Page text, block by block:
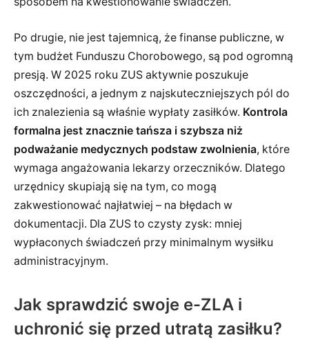
Po drugie, nie jest tajemnicą, że finanse publiczne, w
tym budżet Funduszu Chorobowego, są pod ogromną
presją. W 2025 roku ZUS aktywnie poszukuje
oszczędności, a jednym z najskuteczniejszych pól do
ich znalezienia są właśnie wypłaty zasiłków. Kontrola
formalna jest znacznie tańsza i szybsza niż
podważanie medycznych podstaw zwolnienia, które
wymaga angażowania lekarzy orzeczników. Dlatego
urzędnicy skupiają się na tym, co mogą
zakwestionować najłatwiej – na błędach w
dokumentacji. Dla ZUS to czysty zysk: mniej
wypłaconych świadczeń przy minimalnym wysiłku
administracyjnym.
Jak sprawdzić swoje e-ZLA i
uchronić się przed utratą zasiłku?